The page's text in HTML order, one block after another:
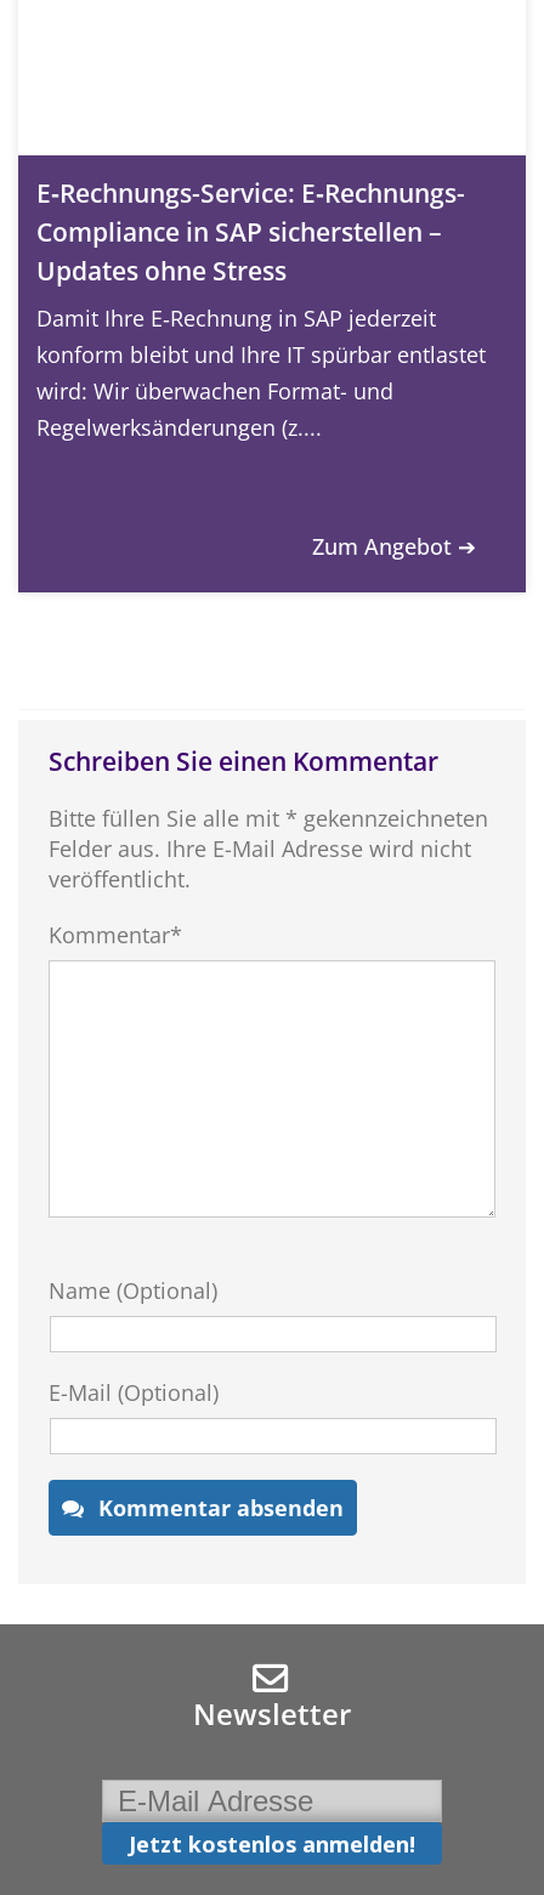
E‑Rechnungs-Service: E‑Rechnungs-
Compliance in SAP sicherstellen –
Updates ohne Stress
Damit Ihre E‑Rechnung in SAP jederzeit
konform bleibt und Ihre IT spürbar entlastet
wird: Wir überwachen Format- und
Regelwerksänderungen (z....
Zum Angebot ➔
Schreiben Sie einen Kommentar
Bitte füllen Sie alle mit * gekennzeichneten
Felder aus. Ihre E-Mail Adresse wird nicht
veröffentlicht.
Kommentar*
Name (Optional)
E-Mail (Optional)
Kommentar absenden
Newsletter